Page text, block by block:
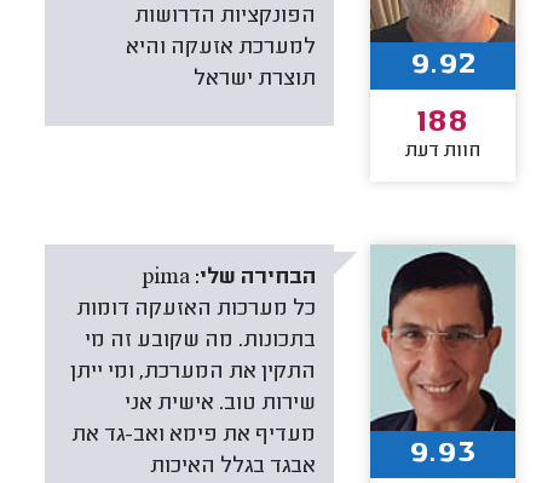
הפונקציות הדרושות
למערכת אזעקה והיא
תוצרת ישראל
9.92
188
חוות דעת
הבחירה שלי: pima
כל מערכות האזעקה דומות
בתכונות. מה שקובע זה מי
התקין את המערכת, ומי ייתן
שירות טוב. אישית אני
מעדיף את פימא ואב-גד את
אבגד בגלל האיכות
9.93